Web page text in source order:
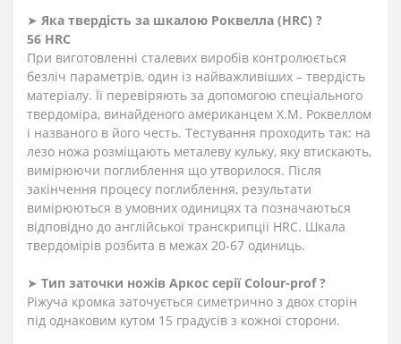
➤ Яка твердість за шкалою Роквелла (HRC) ?
56 HRC
При виготовленні сталевих виробів контролюється
безліч параметрів, один із найважливіших – твердість
матеріалу. Її перевіряють за допомогою спеціального
твердоміра, винайденого американцем Х.М. Роквеллом
і названого в його честь. Тестування проходить так: на
лезо ножа розміщають металеву кульку, яку втискають,
вимірюючи поглиблення що утворилося. Після
закінчення процесу поглиблення, результати
вимірюються в умовних одиницях та позначаються
відповідно до англійської транскрипції HRC. Шкала
твердомірів розбита в межах 20-67 одиниць.
➤ Тип заточки ножів Аркос серії Сolour-prof ?
Ріжуча кромка заточується симетрично з двох сторін
під однаковим кутом 15 градусів з кожної сторони.